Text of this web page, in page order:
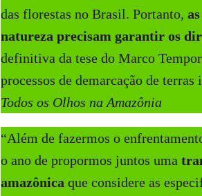
das florestas no Brasil. Portanto,
natureza precisam garantir os
definitiva da tese do Marco
processos de demarcação de
Todos os Olhos na Amazônia
“Além de fazermos o
o ano de propormos juntos uma
amazônica que considere as